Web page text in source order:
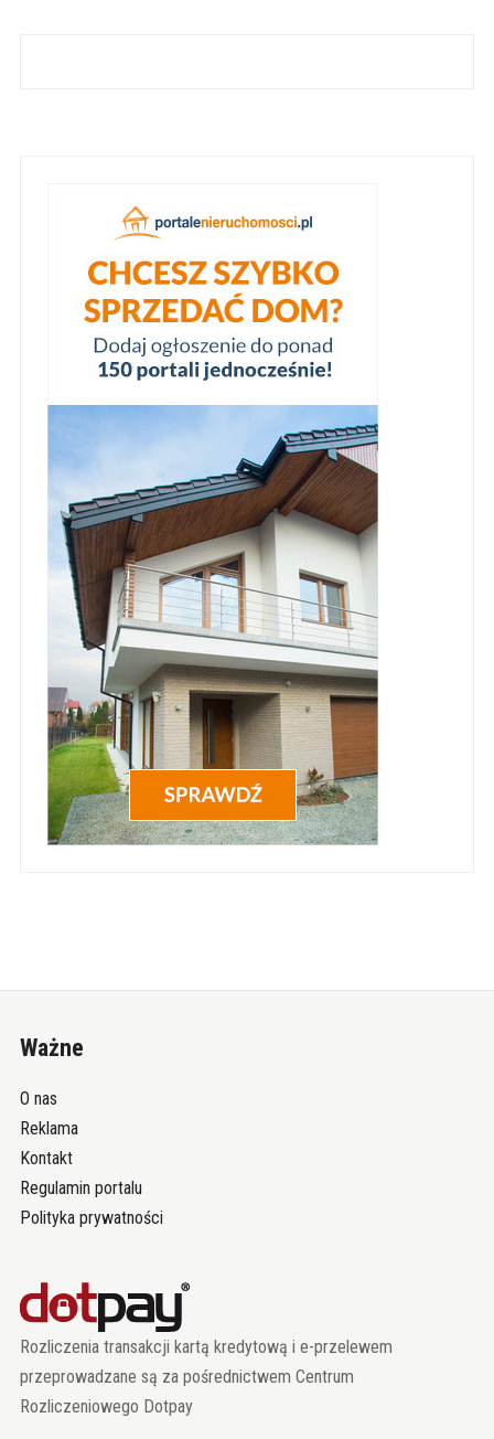
Ważne
O nas
Reklama
Kontakt
Regulamin portalu
Polityka prywatności
Rozliczenia transakcji kartą kredytową i e-przelewem
przeprowadzane są za pośrednictwem Centrum
Rozliczeniowego Dotpay